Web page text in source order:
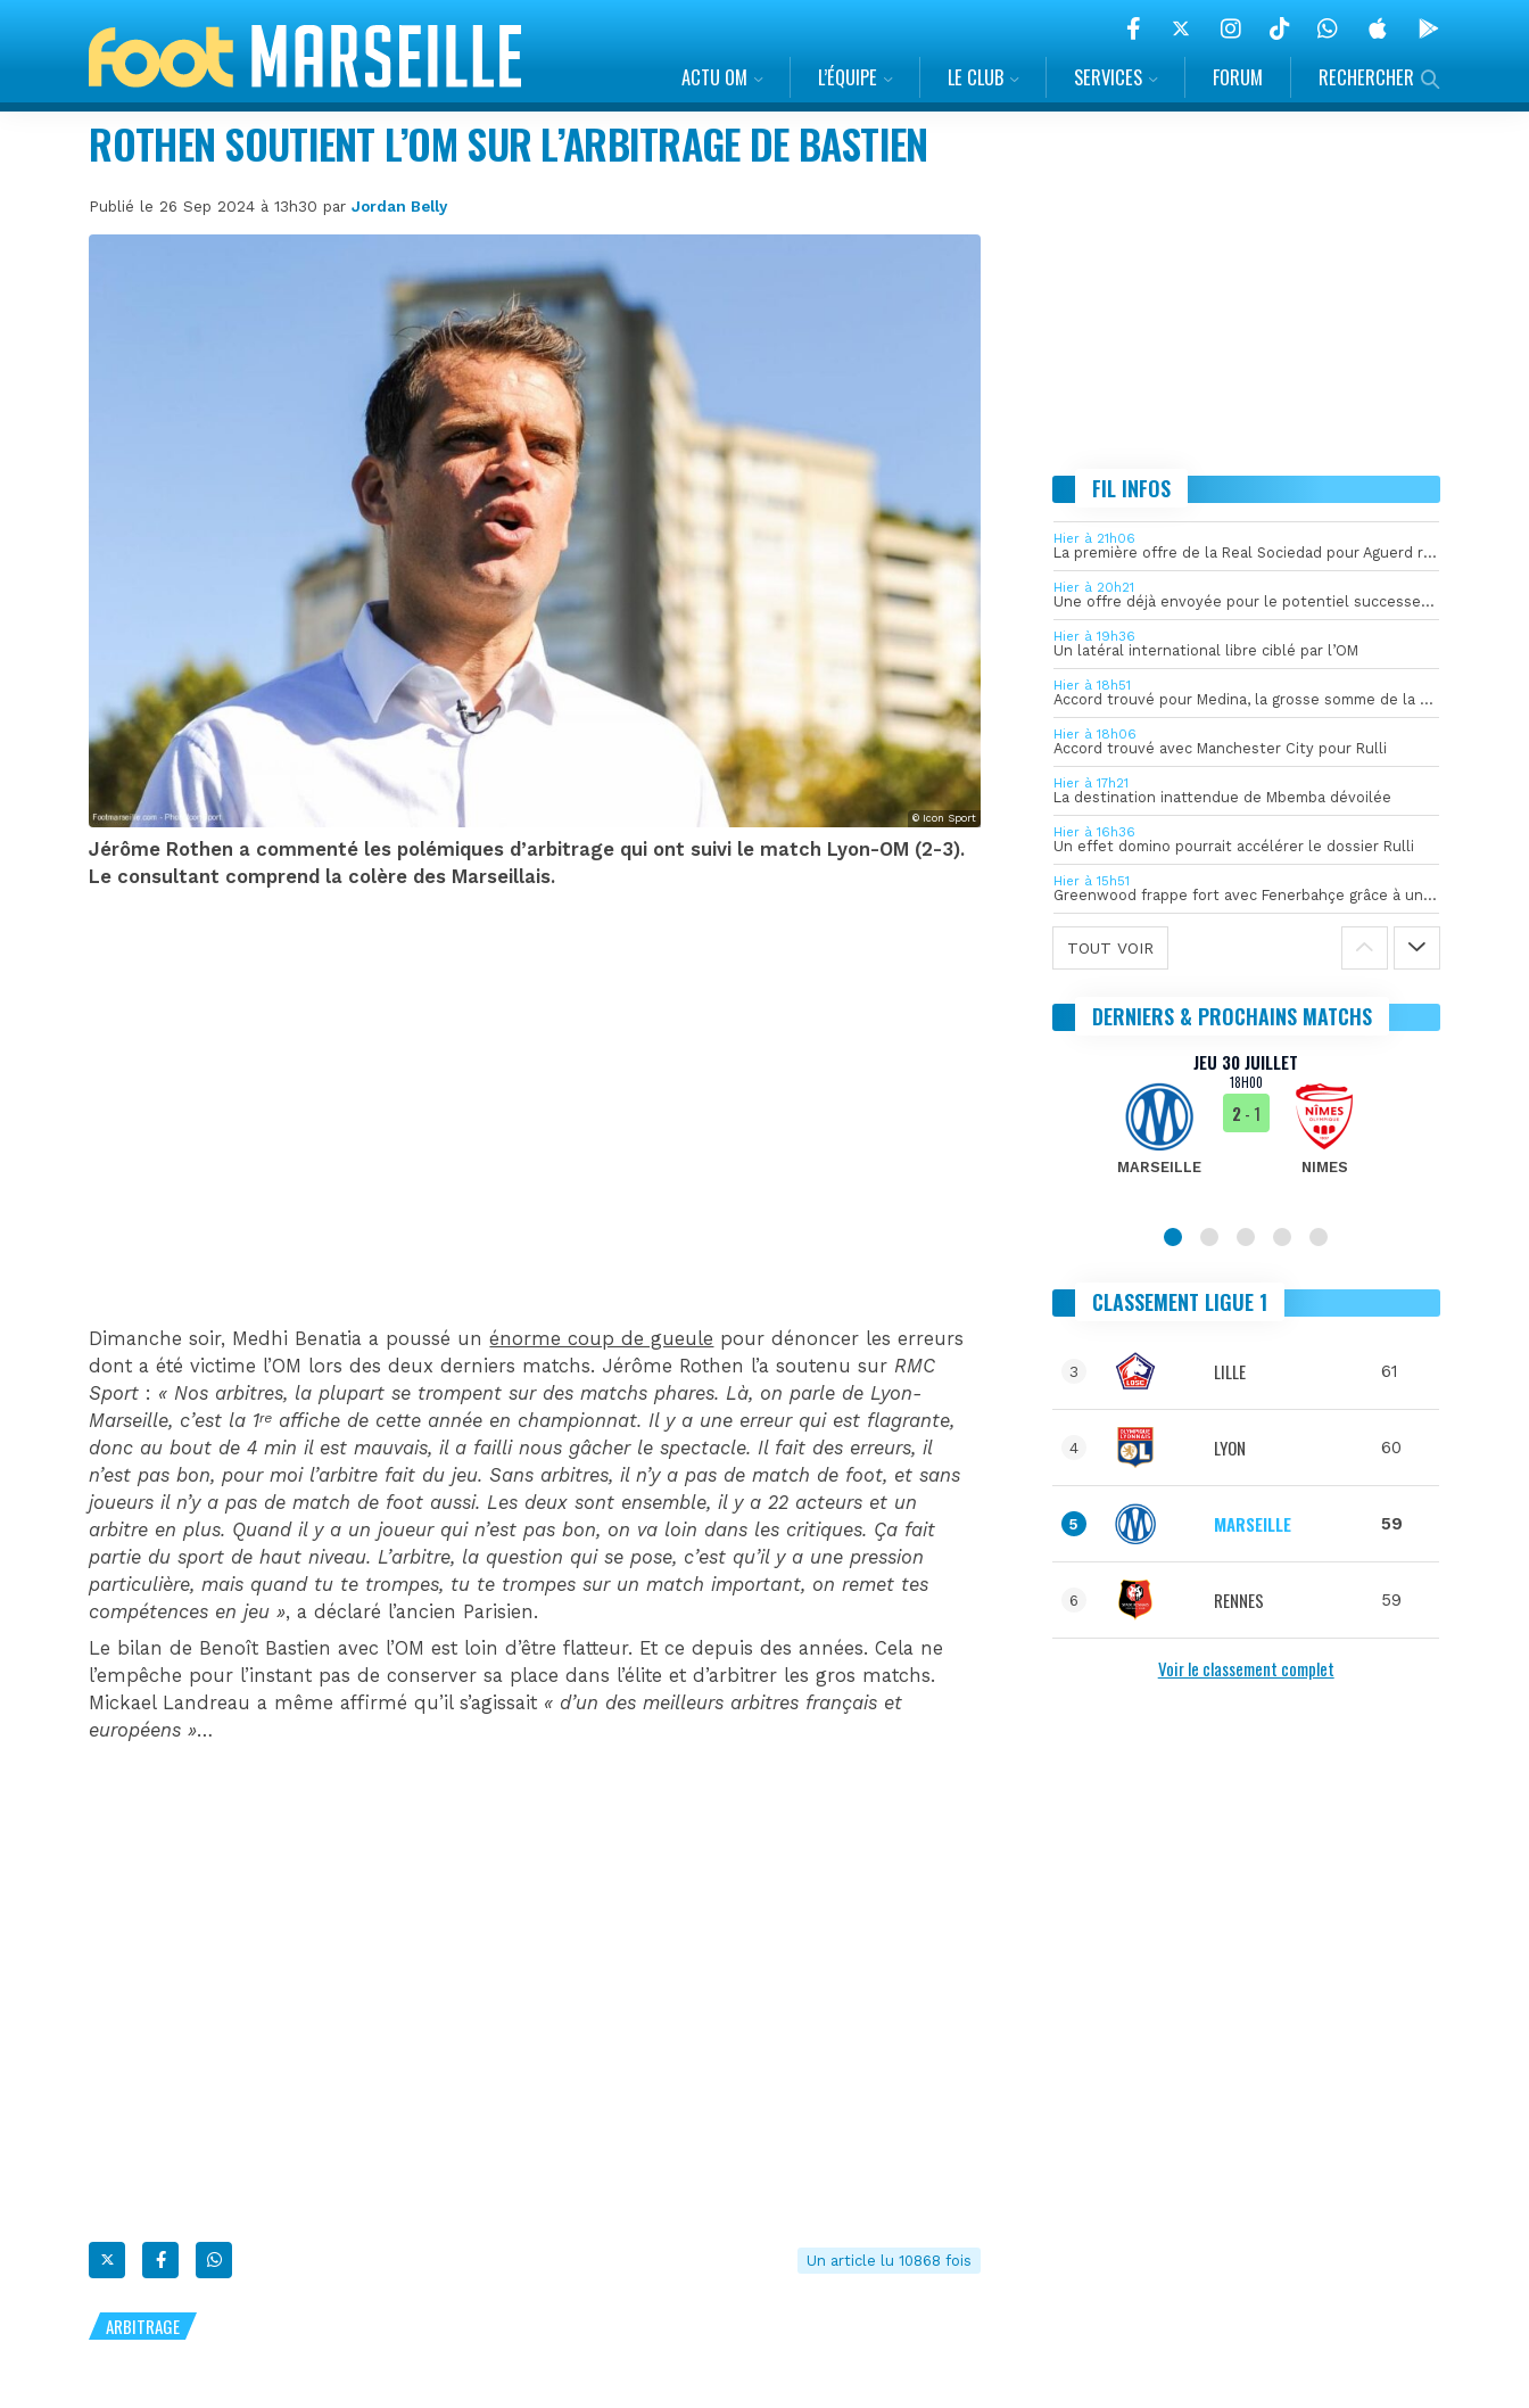
ACTU OM L’ÉQUIPE LE CLUB SERVICES FORUM RECHERCHER
ROTHEN SOUTIENT L’OM SUR L’ARBITRAGE DE BASTIEN
Publié le 26 Sep 2024 à 13h30 parJordan Belly
© Icon Sport
Jérôme Rothen a commenté les polémiques d’arbitrage qui ont suivi le match Lyon-OM (2-3).
Le consultant comprend la colère des Marseillais.
Dimanche soir, Medhi Benatia a poussé unénorme coup de gueule pour dénoncer les erreurs
dont a été victime l’OM lors des deux derniers matchs. Jérôme Rothen l’a soutenu sur RMC
Sport : « Nos arbitres, la plupart se trompent sur des matchs phares. Là, on parle de Lyon-
Marseille, c’est la 1ʳᵉ affiche de cette année en championnat. Il y a une erreur qui est flagrante,
donc au bout de 4 min il est mauvais, il a failli nous gâcher le spectacle. Il fait des erreurs, il
n’est pas bon, pour moi l’arbitre fait du jeu. Sans arbitres, il n’y a pas de match de foot, et sans
joueurs il n’y a pas de match de foot aussi. Les deux sont ensemble, il y a 22 acteurs et un
arbitre en plus. Quand il y a un joueur qui n’est pas bon, on va loin dans les critiques. Ça fait
partie du sport de haut niveau. L’arbitre, la question qui se pose, c’est qu’il y a une pression
particulière, mais quand tu te trompes, tu te trompes sur un match important, on remet tes
compétences en jeu », a déclaré l’ancien Parisien.
Le bilan de Benoît Bastien avec l’OM est loin d’être flatteur. Et ce depuis des années. Cela ne
l’empêche pour l’instant pas de conserver sa place dans l’élite et d’arbitrer les gros matchs.
Mickael Landreau a même affirmé qu’il s’agissait « d’un des meilleurs arbitres français et
européens »…
Un article lu 10868 fois
ARBITRAGE
FIL INFOS
Hier à 21h06
La première offre de la Real Sociedad pour Aguerd refusée par l’OM
Hier à 20h21
Une offre déjà envoyée pour le potentiel successeur de Rulli
Hier à 19h36
Un latéral international libre ciblé par l’OM
Hier à 18h51
Accord trouvé pour Medina, la grosse somme de la vente dévoilée
Hier à 18h06
Accord trouvé avec Manchester City pour Rulli
Hier à 17h21
La destination inattendue de Mbemba dévoilée
Hier à 16h36
Un effet domino pourrait accélérer le dossier Rulli
Hier à 15h51
Greenwood frappe fort avec Fenerbahçe grâce à un but spectaculaire
TOUT VOIR
DERNIERS & PROCHAINS MATCHS
JEU 30 JUILLET
18H00
MARSEILLE
2- 1
NIMES
CLASSEMENT LIGUE 1
3 LILLE 61
4 LYON 60
5 MARSEILLE 59
6 RENNES 59
Voir le classement complet